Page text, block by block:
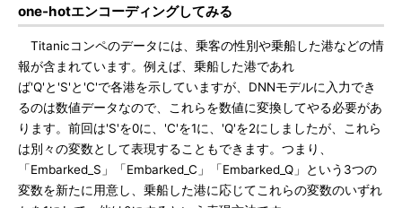
one-hotエンコーディングしてみる
Titanicコンペのデータには、乗客の性別や乗船した港などの情
報が含まれています。例えば、乗船した港であれ
ば'Q'と'S'と'C'で各港を示していますが、DNNモデルに入力でき
るのは数値データなので、これらを数値に変換してやる必要があ
ります。前回は'S'を0に、'C'を1に、'Q'を2にしましたが、これら
は別々の変数として表現することもできます。つまり、
「Embarked_S」「Embarked_C」「Embarked_Q」という3つの
変数を新たに用意し、乗船した港に応じてこれらの変数のいずれ